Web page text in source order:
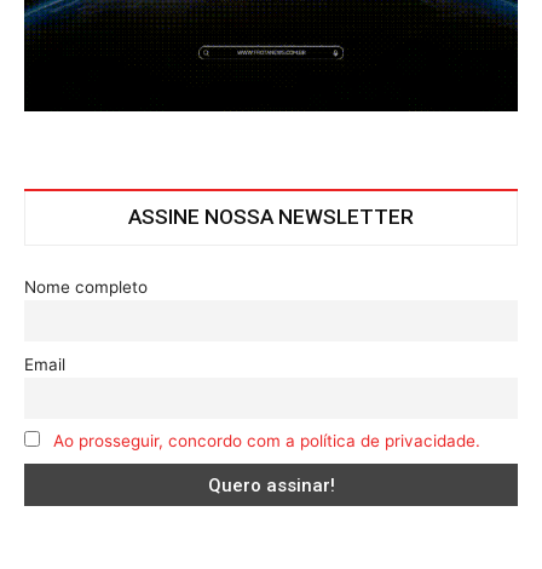
ASSINE NOSSA NEWSLETTER
Nome completo
Email
Ao prosseguir, concordo com a política de privacidade.